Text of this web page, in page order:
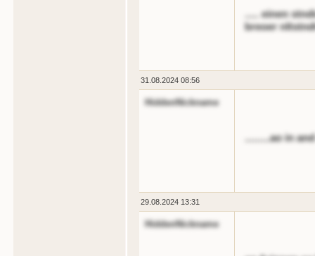
..... einen
breoer
31.08.2024 08:56
HiddenNickname
.........ao in
29.08.2024 13:31
HiddenNickname